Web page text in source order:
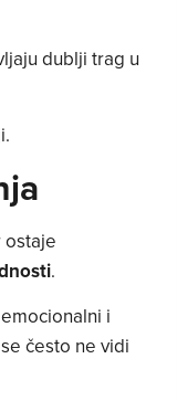
dublji trag u
.
i
često ne vidi